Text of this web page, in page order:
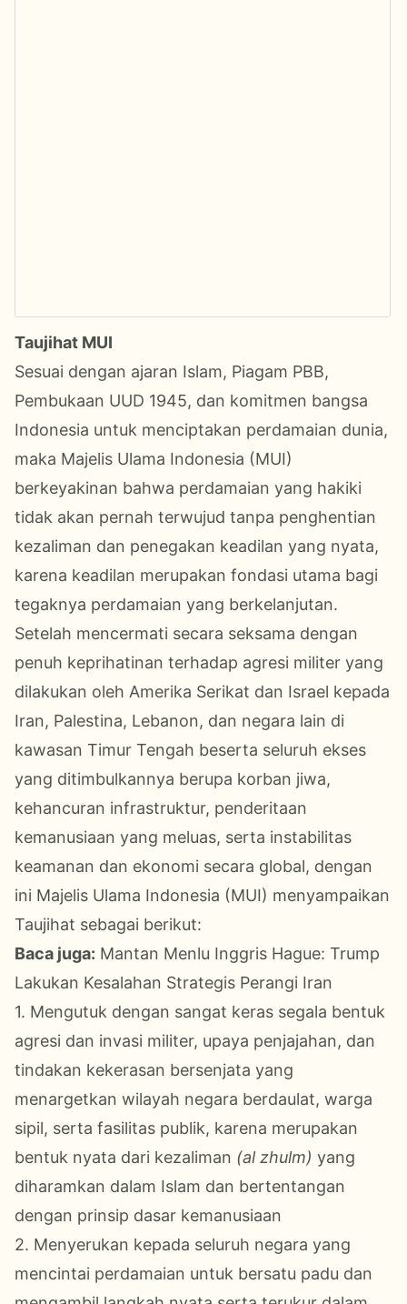
Taujihat MUI
Sesuai dengan ajaran Islam, Piagam PBB,
Pembukaan UUD 1945, dan komitmen bangsa
Indonesia untuk menciptakan perdamaian dunia,
maka Majelis Ulama Indonesia (MUI)
berkeyakinan bahwa perdamaian yang hakiki
tidak akan pernah terwujud tanpa penghentian
kezaliman dan penegakan keadilan yang nyata,
karena keadilan merupakan fondasi utama bagi
tegaknya perdamaian yang berkelanjutan.
Setelah mencermati secara seksama dengan
penuh keprihatinan terhadap agresi militer yang
dilakukan oleh Amerika Serikat dan Israel kepada
Iran, Palestina, Lebanon, dan negara lain di
kawasan Timur Tengah beserta seluruh ekses
yang ditimbulkannya berupa korban jiwa,
kehancuran infrastruktur, penderitaan
kemanusiaan yang meluas, serta instabilitas
keamanan dan ekonomi secara global, dengan
ini Majelis Ulama Indonesia (MUI) menyampaikan
Taujihat sebagai berikut:
Baca juga: Mantan Menlu Inggris Hague: Trump
Lakukan Kesalahan Strategis Perangi Iran
1. Mengutuk dengan sangat keras segala bentuk
agresi dan invasi militer, upaya penjajahan, dan
tindakan kekerasan bersenjata yang
menargetkan wilayah negara berdaulat, warga
sipil, serta fasilitas publik, karena merupakan
bentuk nyata dari kezaliman (al zhulm) yang
diharamkan dalam Islam dan bertentangan
dengan prinsip dasar kemanusiaan
2. Menyerukan kepada seluruh negara yang
mencintai perdamaian untuk bersatu padu dan